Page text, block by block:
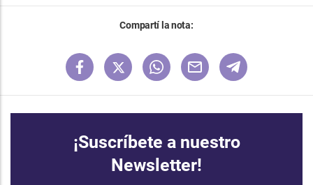
Compartí la nota:
¡Suscríbete a nuestro
Newsletter!